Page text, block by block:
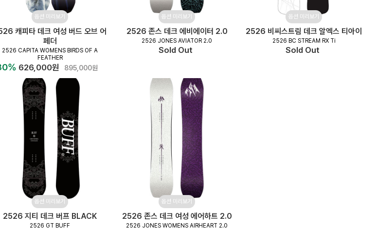
옵션 미리보기
캐피타 데크 여성 버드 오브 어
페더
2526 CAPITA WOMENS BIRDS OF A
FEATHER
626,000원 895,000원
옵션 미리보기
2526 존스 데크 에비에이터 2.0
2526 JONES AVIATOR 2.0
Sold Out
옵션 미리보기
2526 비씨스트림 데크 알엑스 티아이
2526 BC STREAM RX Ti
Sold Out
옵션 미리보기
2526 지티 데크 버프 BLACK
2526 GT BUFF
옵션 미리보기
2526 존스 데크 여성 에어하트 2.0
2526 JONES WOMENS AIRHEART 2.0